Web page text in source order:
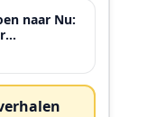
naar Nu: